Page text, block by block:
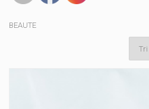
BEAUTE